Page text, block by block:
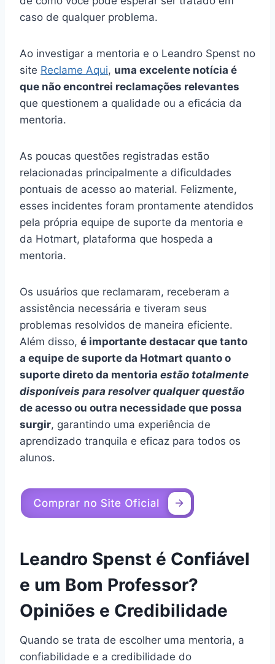
caso de qualquer problema.
Ao investigar a mentoria e o Leandro Spenst no
site Reclame Aqui, uma excelente notícia é
que não encontrei reclamações relevantes
que questionem a qualidade ou a eficácia da
mentoria.
As poucas questões registradas estão
relacionadas principalmente a dificuldades
pontuais de acesso ao material. Felizmente,
esses incidentes foram prontamente atendidos
pela própria equipe de suporte da mentoria e
da Hotmart, plataforma que hospeda a
mentoria.
Os usuários que reclamaram, receberam a
assistência necessária e tiveram seus
problemas resolvidos de maneira eficiente.
Além disso, é importante destacar que tanto
a equipe de suporte da Hotmart quanto o
suporte direto da mentoria estão totalmente
disponíveis para resolver qualquer questão
de acesso ou outra necessidade que possa
surgir, garantindo uma experiência de
aprendizado tranquila e eficaz para todos os
alunos.
Leandro Spenst é Confiável
e um Bom Professor?
Opiniões e Credibilidade
Quando se trata de escolher uma mentoria, a
confiabilidade e a credibilidade do